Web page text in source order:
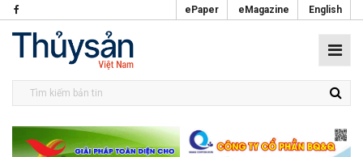
ePaper eMagazine English